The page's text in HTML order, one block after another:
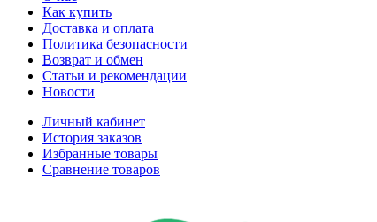
Как купить
Доставка и оплата
Политика безопасности
Возврат и обмен
Статьи и рекомендации
Новости
Личный кабинет
История заказов
Избранные товары
Сравнение товаров